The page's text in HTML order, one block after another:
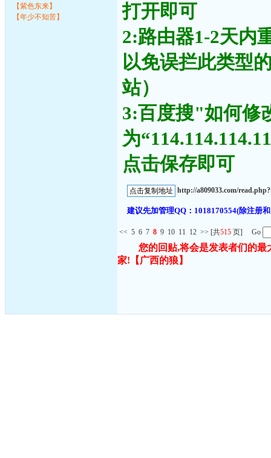
【紫色东来】
【年少不知苦】
打开即可
2:路由器1-2天内
以免误拦此类型
站）
3:百度搜"如何修
为
点击保存即可
http://a809033.com/
建议先加管理QQ：1018170554(除注册
<< 5 6 7 8 9 10 11 12 >> [共515 页] Go
您的回贴,将会是发表者们的
家! 【广西的狼】